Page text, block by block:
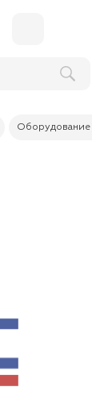
Оборудование